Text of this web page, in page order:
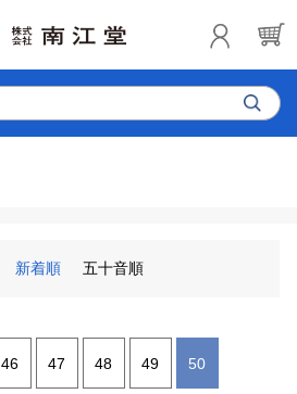
新着順 五十音順
46 47 48 49 50